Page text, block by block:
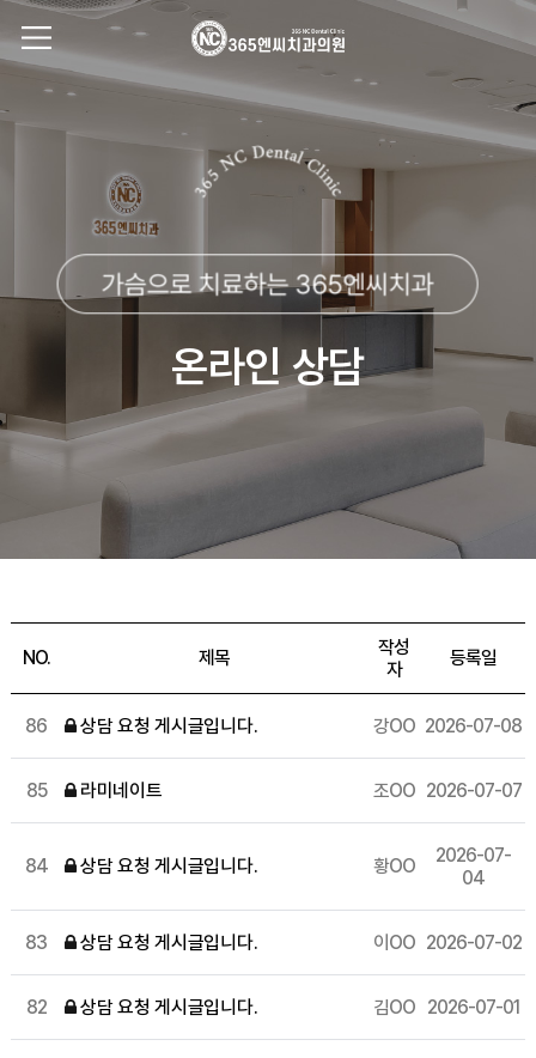
온라인 상담
NO. 제목
작성
자
등록일
86 상담 요청 게시글입니다. 강OO 2026-07-08
85 라미네이트 조OO 2026-07-07
84 상담 요청 게시글입니다. 황OO
2026-07-
04
83 상담 요청 게시글입니다. 이OO 2026-07-02
82 상담 요청 게시글입니다. 김OO 2026-07-01